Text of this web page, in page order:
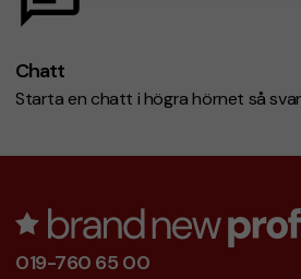
Chatt
Starta en chatt i högra hörnet så
019-760 65 00